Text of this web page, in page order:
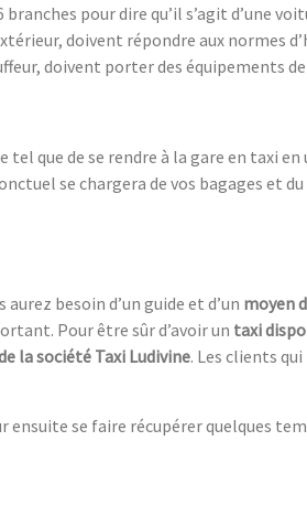
pour dire qu’il s’agit d’une
doivent répondre aux normes
doivent porter des équipements
que de se rendre à la gare en taxi en
se chargera de vos bagages et
besoin d’un guide et d’un moyen
Pour être sûr d’avoir un taxi
la société Taxi Ludivine. Les clients
se faire récupérer quelques